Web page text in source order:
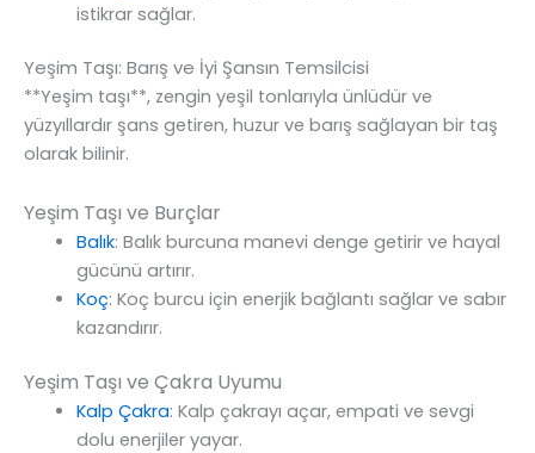
istikrar sağlar.
Yeşim Taşı: Barış ve İyi Şansın Temsilcisi
**Yeşim taşı**, zengin yeşil tonlarıyla ünlüdür ve
yüzyıllardır şans getiren, huzur ve barış sağlayan bir taş
olarak bilinir.
Yeşim Taşı ve Burçlar
Balık: Balık burcuna manevi denge getirir ve hayal
gücünü artırır.
Koç: Koç burcu için enerjik bağlantı sağlar ve sabır
kazandırır.
Yeşim Taşı ve Çakra Uyumu
Kalp Çakra: Kalp çakrayı açar, empati ve sevgi
dolu enerjiler yayar.